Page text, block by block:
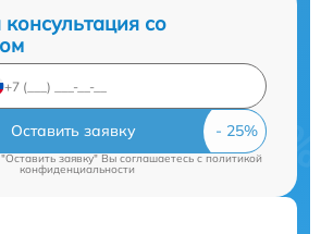
со
Оставить заявку
заявку" Вы соглашаетесь c политикой
конфиденциальности